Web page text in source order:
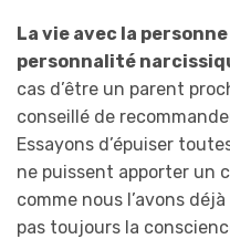
La vie avec la
personnalité
cas d’être un parent
conseillé de
Essayons d’épuiser
ne puissent apporter un
comme nous l’avons
pas toujours la